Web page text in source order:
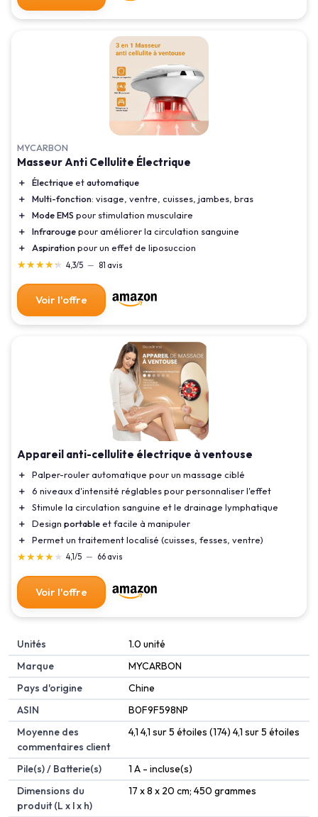
MYCARBON
Masseur Anti Cellulite Électrique
＋ Électriqueetautomatique
＋
Multi-fonction: visage, ventre, cuisses, jambes, bras
＋
Mode EMS pour stimulation musculaire
＋
Infrarougepour améliorer la circulation sanguine
＋
Aspirationpour un effet de liposuccion
★★★★★
★★★★★ 4,3/5 — 81 avis
Voir l'offre
Appareil anti-cellulite électrique à ventouse
＋
Palper-rouler automatique pour un massage ciblé
＋
6 niveaux d'intensité réglables pour personnaliser l'effet
＋
Stimule la circulation sanguine et le drainage lymphatique
＋
Design portableet facile à manipuler
＋
Permet un traitement localisé (cuisses, fesses, ventre)
★★★★★
★★★★★ 4,1/5 — 66 avis
Voir l'offre
Unités
‎1.0 unité
Marque
‎MYCARBON
Pays d'origine
‎Chine
ASIN
B0F9F598NP
Moyenne des
commentaires client
4,1 4,1 sur 5 étoiles (174) 4,1 sur 5 étoiles
Pile(s) / Batterie(s)
1 A - incluse(s)
Dimensions du
produit (L x l x h)
17 x 8 x 20 cm; 450 grammes